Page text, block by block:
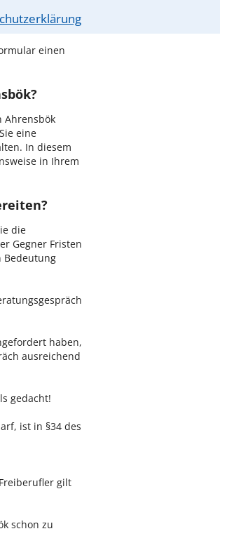
einen
Ahrensbök
eine
In diesem
in Ihrem
die
Gegner Fristen
Bedeutung
haben,
ausreichend
gedacht!
ist in §34 des
gilt
schon zu